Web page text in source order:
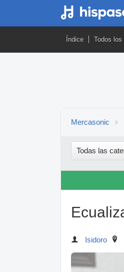
Índice Todos los
Mercasonic
Todas las
Isidoro